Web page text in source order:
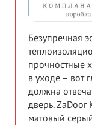
Безупречная
прочностные
в уходе – вот
должна
дверь. ZaDoor
матовый